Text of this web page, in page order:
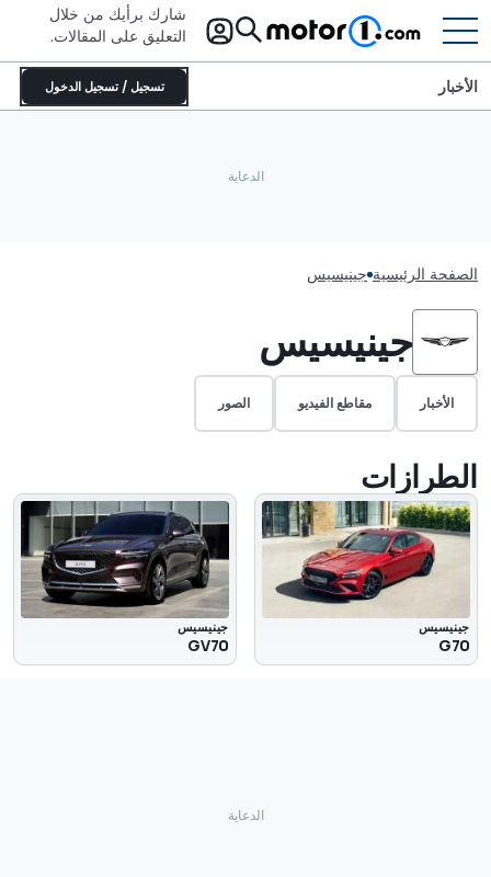
شارك برأيك من خلال
التعليق على المقالات.
تسجيل / تسجيل الدخول الأخبار
الصفحة الرئيسية جينيسيس
جينيسيس
الأخبار مقاطع الفيديو الصور
الطرازات
جينيسيس
G70
جينيسيس
GV70